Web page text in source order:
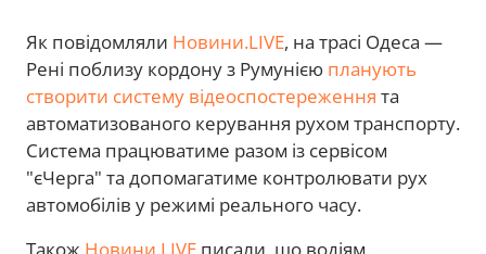
Як повідомляли Новини.LIVE, на трасі Одеса —
Рені поблизу кордону з Румунією планують
створити систему відеоспостереження та
автоматизованого керування рухом транспорту.
Система працюватиме разом із сервісом
"єЧерга" та допомагатиме контролювати рух
автомобілів у режимі реального часу.